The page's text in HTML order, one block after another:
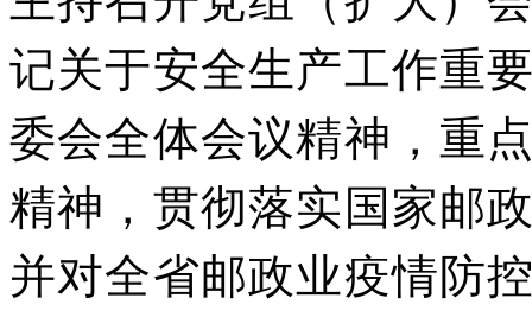
记关于安全生产工作重
委会全体会议精神，重
精神，贯彻落实国家邮
并对全省邮政业疫情防